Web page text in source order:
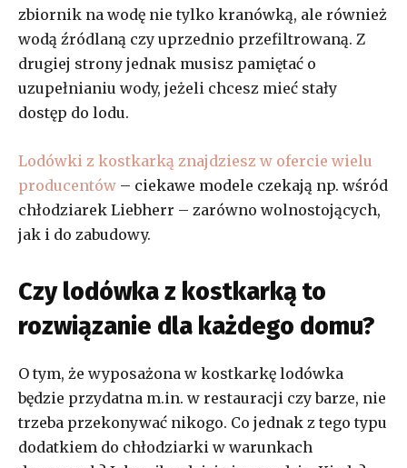
zbiornik na wodę nie tylko kranówką, ale również
wodą źródlaną czy uprzednio przefiltrowaną. Z
drugiej strony jednak musisz pamiętać o
uzupełnianiu wody, jeżeli chcesz mieć stały
dostęp do lodu.
Lodówki z kostkarką znajdziesz w ofercie wielu
producentów – ciekawe modele czekają np. wśród
chłodziarek Liebherr – zarówno wolnostojących,
jak i do zabudowy.
Czy lodówka z kostkarką to
rozwiązanie dla każdego domu?
O tym, że wyposażona w kostkarkę lodówka
będzie przydatna m.in. w restauracji czy barze, nie
trzeba przekonywać nikogo. Co jednak z tego typu
dodatkiem do chłodziarki w warunkach